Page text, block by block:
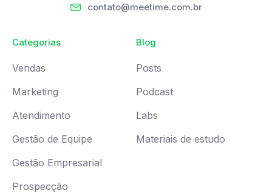
contato@meetime.com.br
Categorias
Vendas
Marketing
Atendimento
Gestão de Equipe
Gestão Empresarial
Prospecção
Blog
Posts
Podcast
Labs
Materiais de estudo